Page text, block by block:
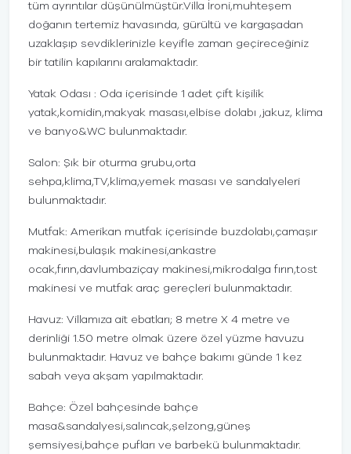
tüm ayrıntılar düşünülmüştür.Villa İroni,muhteşem
doğanın tertemiz havasında, gürültü ve kargaşadan
uzaklaşıp sevdiklerinizle keyifle zaman geçireceğiniz
bir tatilin kapılarını aralamaktadır.
Yatak Odası : Oda içerisinde 1 adet çift kişilik
yatak,komidin,makyak masası,elbise dolabı ,jakuz, klima
ve banyo&WC bulunmaktadır.
Salon: Şık bir oturma grubu,orta
sehpa,klima,TV,klima,yemek masası ve sandalyeleri
bulunmaktadır.
Mutfak: Amerikan mutfak içerisinde buzdolabı,çamaşır
makinesi,bulaşık makinesi,ankastre
ocak,fırın,davlumbaziçay makinesi,mikrodalga fırın,tost
makinesi ve mutfak araç gereçleri bulunmaktadır.
Havuz: Villamıza ait ebatları; 8 metre X 4 metre ve
derinliği 1.50 metre olmak üzere özel yüzme havuzu
bulunmaktadır. Havuz ve bahçe bakımı günde 1 kez
sabah veya akşam yapılmaktadır.
Bahçe: Özel bahçesinde bahçe
masa&sandalyesi,salıncak,şelzong,güneş
şemsiyesi,bahçe pufları ve barbekü bulunmaktadır.